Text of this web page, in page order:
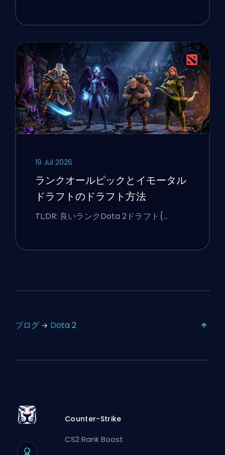
19 Jul 2026
ランクオールピックとイモータル
ドラフトのドラフト方法
TL;DR: 良いランクDota 2ドラフト{…
ブログ Dota 2
Counter-Strike
CS2 Rank Boost